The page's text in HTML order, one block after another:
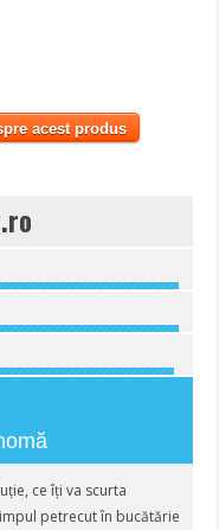
acest produs
ce îți va scurta
petrecut în bucătărie